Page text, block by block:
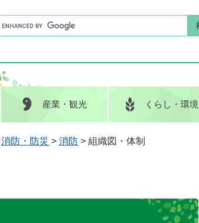
キーワード検索G
o
e
カ
産業 ・観光 くらし ・環境
G
タ
消防・防災 > 消防 > 組織図・体制